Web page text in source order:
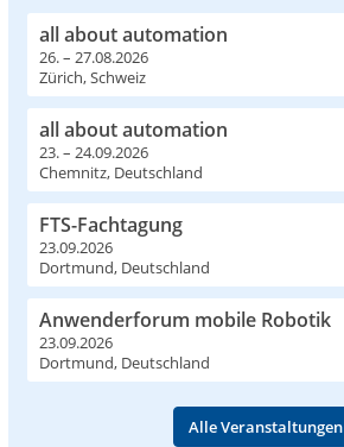
all about automation
26. – 27.08.2026
Zürich, Schweiz
all about automation
23. – 24.09.2026
Chemnitz, Deutschland
FTS-Fachtagung
23.09.2026
Dortmund, Deutschland
Anwenderforum mobile Robotik
23.09.2026
Dortmund, Deutschland
Alle Veranstaltungen